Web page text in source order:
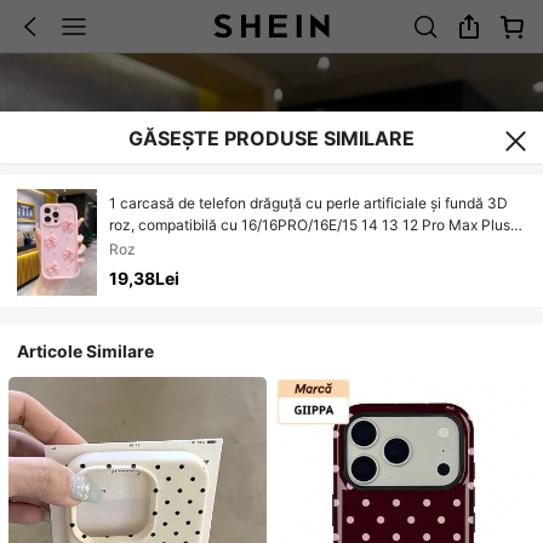
GĂSEȘTE PRODUSE SIMILARE
1 carcasă de telefon drăguță cu perle artificiale și fundă 3D
roz, compatibilă cu 16/16PRO/16E/15 14 13 12 Pro Max Plus
11/XR, husă de protecție rezistentă la șocuri pentru femei
Roz
19,38Lei
Articole Similare